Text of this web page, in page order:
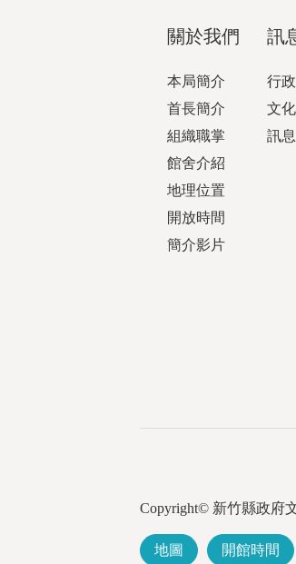
關於我們
本局簡介
首長簡介
組織職掌
館舍介紹
地理位置
開放時間
簡介影片
訊
行
文
訊
Copyright© 新竹縣政府
地圖 開館時間